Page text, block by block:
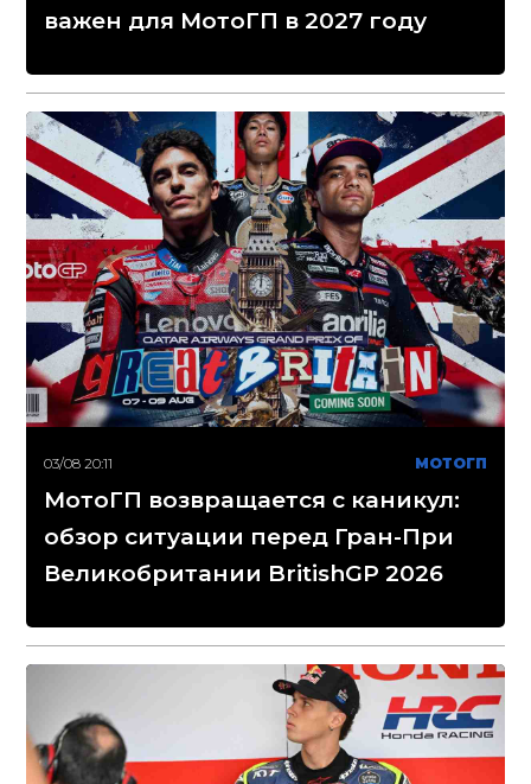
важен для МотоГП в 2027 году
03/08 20:11 МОТОГП
МотоГП возвращается с каникул:
обзор ситуации перед Гран-При
Великобритании BritishGP 2026